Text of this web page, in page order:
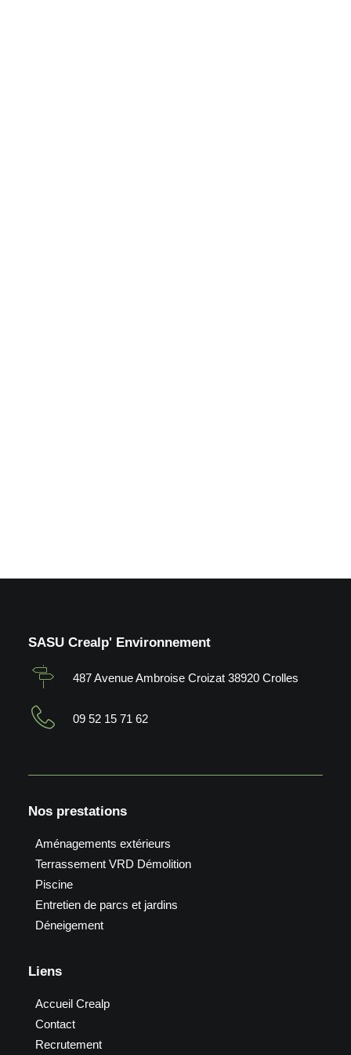
SASU Crealp' Environnement
487 Avenue Ambroise Croizat 38920 Crolles
09 52 15 71 62
Nos prestations
Aménagements extérieurs
Terrassement VRD Démolition
Piscine
Entretien de parcs et jardins
Déneigement
Liens
Accueil Crealp
Contact
Recrutement